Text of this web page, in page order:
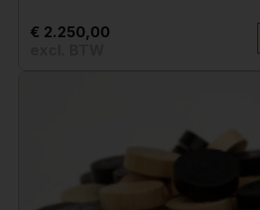
€ 2.250,00